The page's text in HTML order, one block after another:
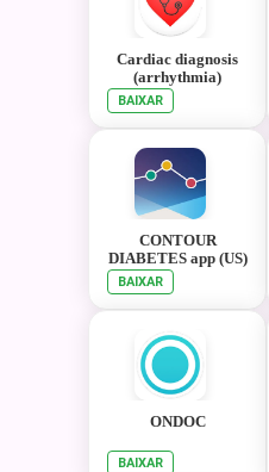
Cardiac diagnosis
(arrhythmia)
BAIXAR
CONTOUR
DIABETES app (US)
BAIXAR
ONDOC
BAIXAR